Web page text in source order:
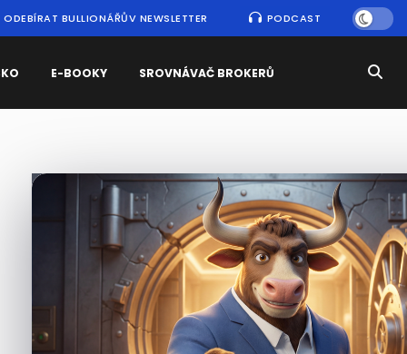
ODEBÍRAT BULLIONÁŘŮV NEWSLETTER PODCAST
E-BOOKY SROVNÁVAČ BROKERŮ
Nejčtenějšízprávy